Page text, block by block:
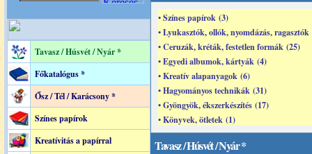
Tavasz / Húsvét / Nyár *
Főkatalógus *
Ősz / Tél / Karácsony *
Színes papírok
Kreatívitás a papírral
• Színes papírok (3)
• Lyukasztók, ollók, nyomdázás, ragasztók
• Ceruzák, kréták, festetlen formák (25)
• Egyedi albumok, kártyák (4)
• Kreatív alapanyagok (6)
• Hagyományos technikák (31)
• Gyöngyök, ékszerkészítés (17)
• Könyvek, ötletek (1)
Tavasz / Húsvét / Nyár *